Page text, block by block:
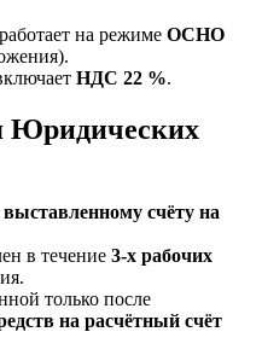
работает на режиме ОСНО
НДС 22 %.
Юридических
выставленному счёту на
в течение 3‑х рабочих
только после
на расчётный счёт